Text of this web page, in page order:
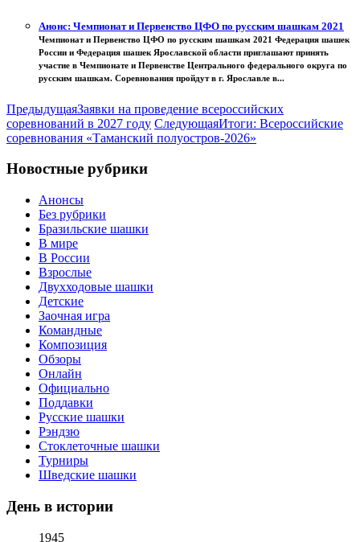
Анонс: Чемпионат и Первенство ЦФО по русским шашкам 2021
Чемпионат и Первенство ЦФО по русским шашкам 2021 Федерация шашек
России и Федерация шашек Ярославской области приглашают принять
участие в Чемпионате и Первенстве Центрального федерального округа по
русским шашкам. Соревнования пройдут в г. Ярославле в...
ПредыдущаяЗаявки на проведение всероссийских
соревнований в 2027 году СледующаяИтоги: Всероссийские
соревнования «Таманский полуостров-2026»
Новостные рубрики
Анонсы
Без рубрики
Бразильские шашки
В мире
В России
Взрослые
Двухходовые шашки
Детские
Заочная игра
Командные
Композиция
Обзоры
Онлайн
Официально
Поддавки
Русские шашки
Рэндзю
Стоклеточные шашки
Турниры
Шведские шашки
День в истории
1945